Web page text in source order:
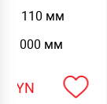
110 мм
1000 мм
BYN